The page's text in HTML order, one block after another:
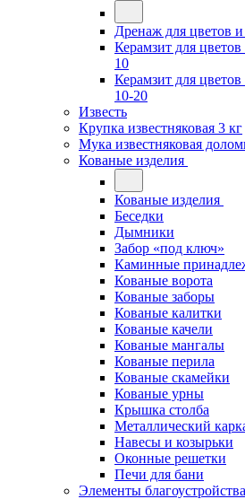
Дренаж для цветов и
Керамзит для
10
Керамзит для
10-20
Известь
Крупка известняковая 3 кг
Мука известняковая
Кованые изделия
Кованые изделия
Беседки
Дымники
Забор «под ключ»
Каминные
Кованые ворота
Кованые заборы
Кованые калитки
Кованые качели
Кованые мангалы
Кованые перила
Кованые скамейки
Кованые урны
Крышка столба
Металлический
Навесы и козырьки
Оконные решетки
Печи для бани
Элементы благоустройства